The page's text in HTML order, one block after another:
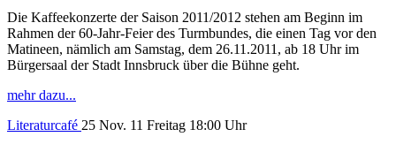
Die Kaffeekonzerte der Saison 2011/2012 stehen am Beginn im
Rahmen der 60-Jahr-Feier des Turmbundes, die einen Tag vor den
Matineen, nämlich am Samstag, dem 26.11.2011, ab 18 Uhr im
Bürgersaal der Stadt Innsbruck über die Bühne geht.
mehr dazu...
Literaturcafé 25 Nov. 11 Freitag 18:00 Uhr